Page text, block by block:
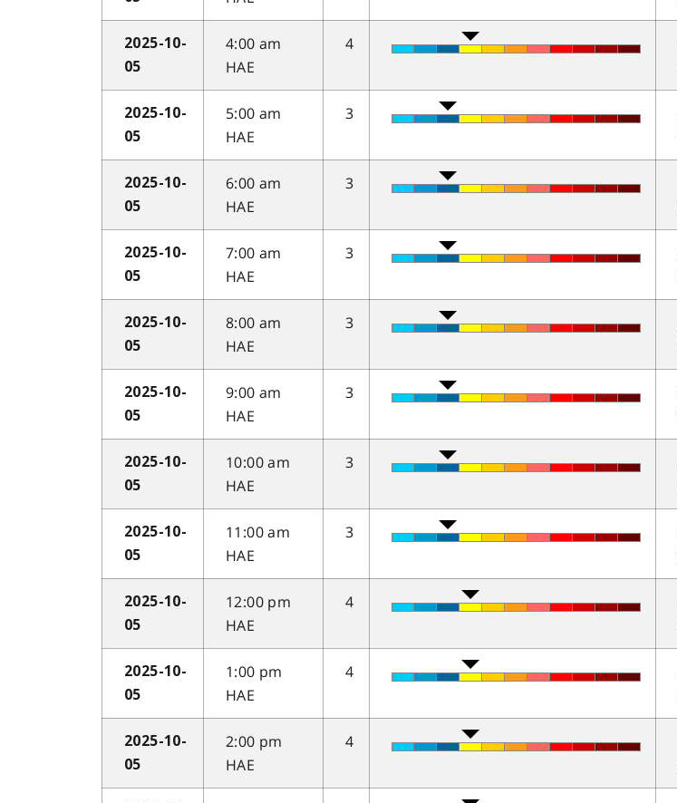
2025-10-
05
4:00 am
HAE
4
2025-10-
05
5:00 am
HAE
3
2025-10-
05
6:00 am
HAE
3
2025-10-
05
7:00 am
HAE
3
2025-10-
05
8:00 am
HAE
3
2025-10-
05
9:00 am
HAE
3
2025-10-
05
10:00 am
HAE
3
2025-10-
05
11:00 am
HAE
3
2025-10-
05
12:00 pm
HAE
4
2025-10-
05
1:00 pm
HAE
4
2025-10-
05
2:00 pm
HAE
4